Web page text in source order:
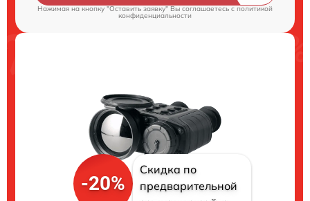
Нажимая на кнопку "Оставить заявку" Вы соглашаетесь cполитикой
конфиденциальности
-20%
Скидка по
предварительной